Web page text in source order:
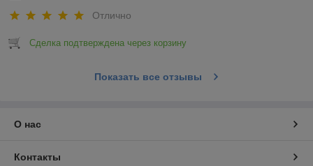
Отлично
Сделка подтверждена через корзину
Показать все отзывы
О нас
Контакты